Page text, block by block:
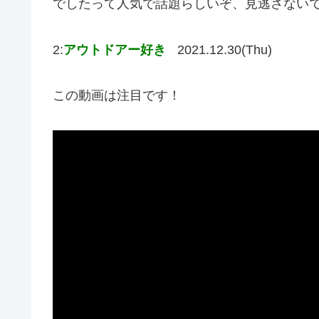
でしたって人気で話題らしいぞ、見逃さない
2:アウトドアー好き 2021.12.30(Thu)
この動画は注目です！